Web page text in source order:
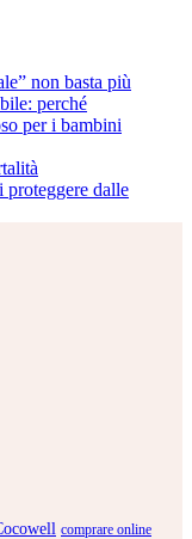
non basta più
perché
per i bambini
dalle
comprare online